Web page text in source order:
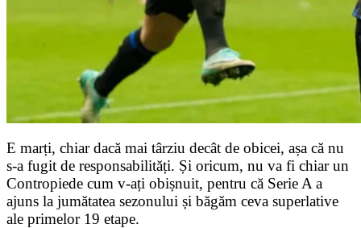
E marți, chiar dacă mai târziu decât de obicei, așa că nu
s-a fugit de responsabilități. Și oricum, nu va fi chiar un
Contropiede cum v-ați obișnuit, pentru că Serie A a
ajuns la jumătatea sezonului și băgăm ceva superlative
ale primelor 19 etape.